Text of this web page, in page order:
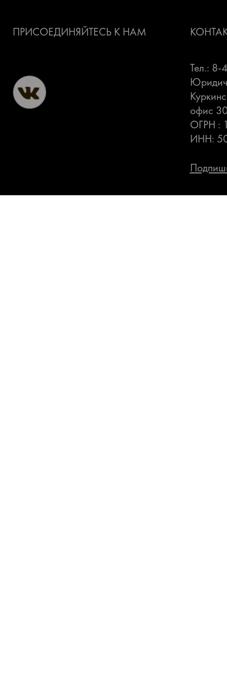
ПРИСОЕДИНЯЙТЕСЬ К НАМ
Тел.: 8-
офис
ОГРН :
ИНН: